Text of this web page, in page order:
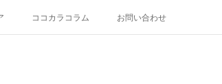
ココカラコラム お問い合わせ